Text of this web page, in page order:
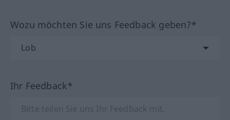
Wozu möchten Sie uns Feedback geben?*
Ihr Feedback*